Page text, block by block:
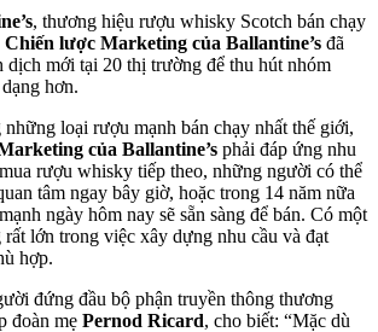
, thương hiệu rượu whisky Scotch bán chạy
Chiến lược Marketing của Ballantine’s đã
dịch mới tại 20 thị trường để thu hút nhóm
hơn.
loại rượu mạnh bán chạy nhất thế giới,
của Ballantine’s phải đáp ứng nhu
rượu whisky tiếp theo, những người có thể
tâm ngay bây giờ, hoặc trong 14 năm nữa
ngày hôm nay sẽ sẵn sàng để bán. Có một
rất lớn trong việc xây dựng nhu cầu và đạt
hợp.
đứng đầu bộ phận truyền thông thương
đoàn mẹ Pernod Ricard, cho biết: “Mặc dù